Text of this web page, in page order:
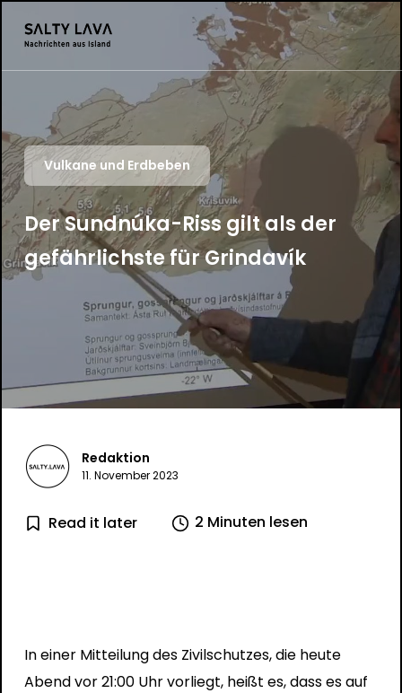
Vulkane und Erdbeben
Der Sundnúka-Riss gilt als der
gefährlichste für Grindavík
Redaktion
11. November 2023
Read it later 2 Minuten lesen
In einer Mitteilung des Zivilschutzes, die heute
Abend vor 21:00 Uhr vorliegt, heißt es, dass es auf